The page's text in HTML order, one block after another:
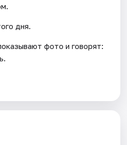
дня.
фото и говорят: